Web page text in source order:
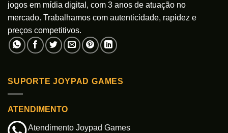
jogos em mídia digital, com 3 anos de atuação no
mercado. Trabalhamos com autenticidade, rapidez e
preços competitivos.
SUPORTE JOYPAD GAMES
ATENDIMENTO
Atendimento Joypad Games